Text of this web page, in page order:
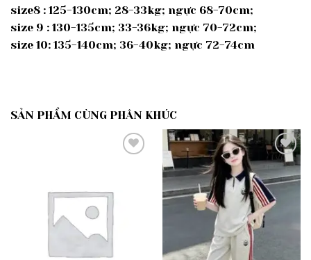
size8 : 125-130cm; 28-33kg; ngực 68-70cm;
size 9 : 130-135cm; 33-36kg; ngực 70-72cm;
size 10: 135-140cm; 36-40kg; ngực 72-74cm
SẢN PHẨM CÙNG PHÂN KHÚC
Add to
wishlist